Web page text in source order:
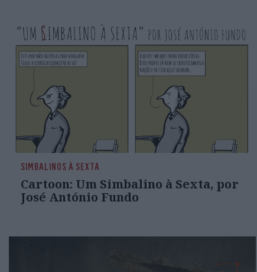
SIMBALINOS À SEXTA
Cartoon: Um Simbalino à Sexta, por
José António Fundo